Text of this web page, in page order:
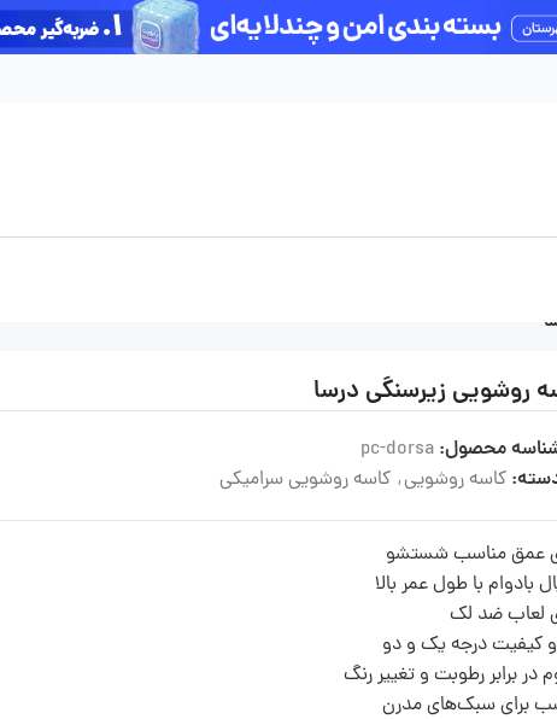
روشویی زیرسنگی درسا
محصول: pc-dorsa
کاسه روشویی, کاسه روشویی سرامیکی
عمق مناسب شستشو
بادوام با طول عمر بالا
لعاب ضد لک
کیفیت درجه یک و دو
در برابر رطوبت و تغییر رنگ
برایسبک‌هایمدرن